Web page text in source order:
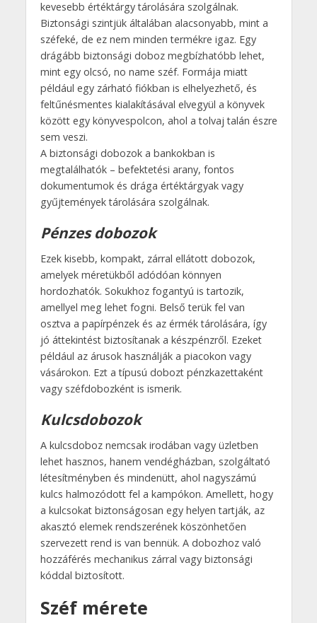
kevesebb értéktárgy tárolására szolgálnak.
Biztonsági szintjük általában alacsonyabb, mint a
széfeké, de ez nem minden termékre igaz. Egy
drágább biztonsági doboz megbízhatóbb lehet,
mint egy olcsó, no name széf. Formája miatt
például egy zárható fiókban is elhelyezhető, és
feltűnésmentes kialakításával elvegyül a könyvek
között egy könyvespolcon, ahol a tolvaj talán észre
sem veszi.
A biztonsági dobozok a bankokban is
megtalálhatók – befektetési arany, fontos
dokumentumok és drága értéktárgyak vagy
gyűjtemények tárolására szolgálnak.
Pénzes dobozok
Ezek kisebb, kompakt, zárral ellátott dobozok,
amelyek méretükből adódóan könnyen
hordozhatók. Sokukhoz fogantyú is tartozik,
amellyel meg lehet fogni. Belső terük fel van
osztva a papírpénzek és az érmék tárolására, így
jó áttekintést biztosítanak a készpénzről. Ezeket
például az árusok használják a piacokon vagy
vásárokon. Ezt a típusú dobozt pénzkazettaként
vagy széfdobozként is ismerik.
Kulcsdobozok
A kulcsdoboz nemcsak irodában vagy üzletben
lehet hasznos, hanem vendégházban, szolgáltató
létesítményben és mindenütt, ahol nagyszámú
kulcs halmozódott fel a kampókon. Amellett, hogy
a kulcsokat biztonságosan egy helyen tartják, az
akasztó elemek rendszerének köszönhetően
szervezett rend is van bennük. A dobozhoz való
hozzáférés mechanikus zárral vagy biztonsági
kóddal biztosított.
Széf mérete